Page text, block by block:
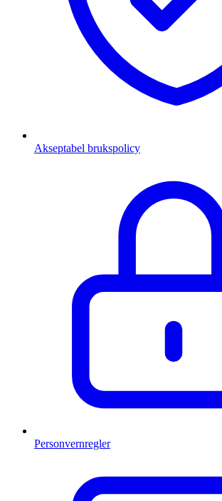
Akseptabel brukspolicy
Personvernregler